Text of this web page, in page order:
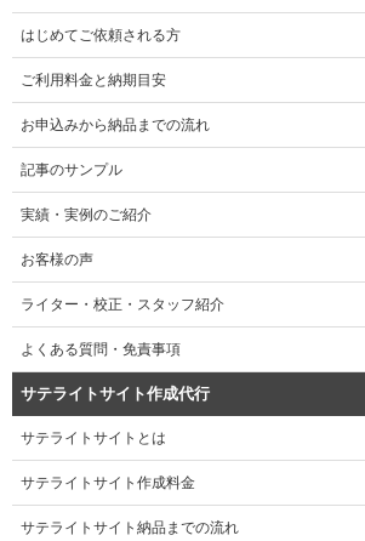
はじめてご依頼される方
ご利用料金と納期目安
お申込みから納品までの流れ
記事のサンプル
実績・実例のご紹介
お客様の声
ライター・校正・スタッフ紹介
よくある質問・免責事項
サテライトサイト作成代行
サテライトサイトとは
サテライトサイト作成料金
サテライトサイト納品までの流れ